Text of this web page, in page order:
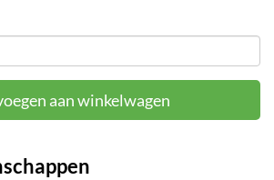
aan winkelwagen